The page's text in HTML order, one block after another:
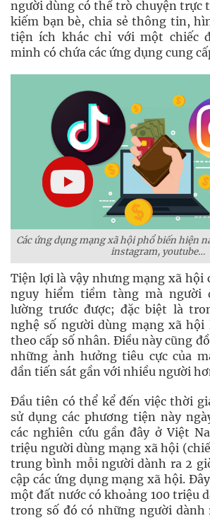
người dùng có thể trò chuyện trực
kiếm bạn bè, chia sẻ thông tin,
tiện ích khác chỉ với một chiếc
minh có chứa các ứng dụng cung
Các ứng dụng mạng xã hội phổ biến hiện
instagram, youtube…
Tiện lợi là vậy nhưng mạng xã hội
nguy hiểm tiềm tàng mà người
lường trước được; đặc biệt là
nghệ số người dùng mạng xã
theo cấp số nhân. Điều này cũng
những ảnh hưởng tiêu cực của
dần tiến sát gần với nhiều người
Đầu tiên có thể kể đến việc thời
sử dụng các phương tiện này
các nghiên cứu gần đây ở Việt
triệu người dùng mạng xã hội
trung bình mỗi người dành ra 2
cập các ứng dụng mạng xã hội.
một đất nước có khoảng 100 triệu
trong số đó có những người dành